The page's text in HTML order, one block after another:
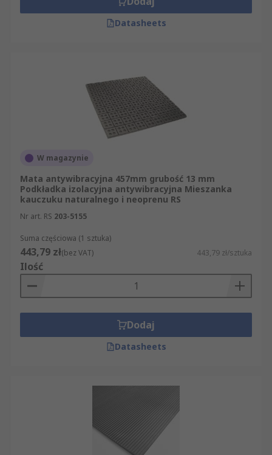
Datasheets
W magazynie
Mata antywibracyjna 457mm grubość 13 mm
Podkładka izolacyjna antywibracyjna Mieszanka
kauczuku naturalnego i neoprenu RS
Nr art. RS 203-5155
Suma częściowa (1 sztuka)
443,79 zł(bez VAT) 443,79 zł/sztuka
Ilość
Dodaj
Datasheets